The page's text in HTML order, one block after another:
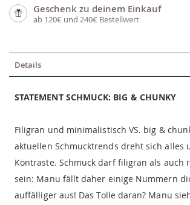
Geschenk zu deinem Einkauf
ab 120€ und 240€ Bestellwert
Details
STATEMENT SCHMUCK: BIG & CHUNKY
Filigran und minimalistisch VS. big &
aktuellen Schmucktrends dreht sich alles
Kontraste. Schmuck darf filigran als auch
sein: Manu fällt daher einige Nummern
auffälliger aus! Das Tolle daran? Manu